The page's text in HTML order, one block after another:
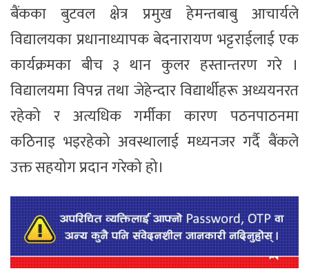
बैंकका बुटवल क्षेत्र प्रमुख हेमन्तबाबु आचार्यले
विद्यालयका प्रधानाध्यापक बेदनारायण भट्टराईलाई एक
कार्यक्रमका बीच ३ थान कुलर हस्तान्तरण गरे ।
विद्यालयमा विपन्न तथा जेहेन्दार विद्यार्थीहरू अध्ययनरत
रहेको र अत्यधिक गर्मीका कारण पठनपाठनमा
कठिनाइ भइरहेको अवस्थालाई मध्यनजर गर्दै बैंकले
उक्त सहयोग प्रदान गरेको हो।